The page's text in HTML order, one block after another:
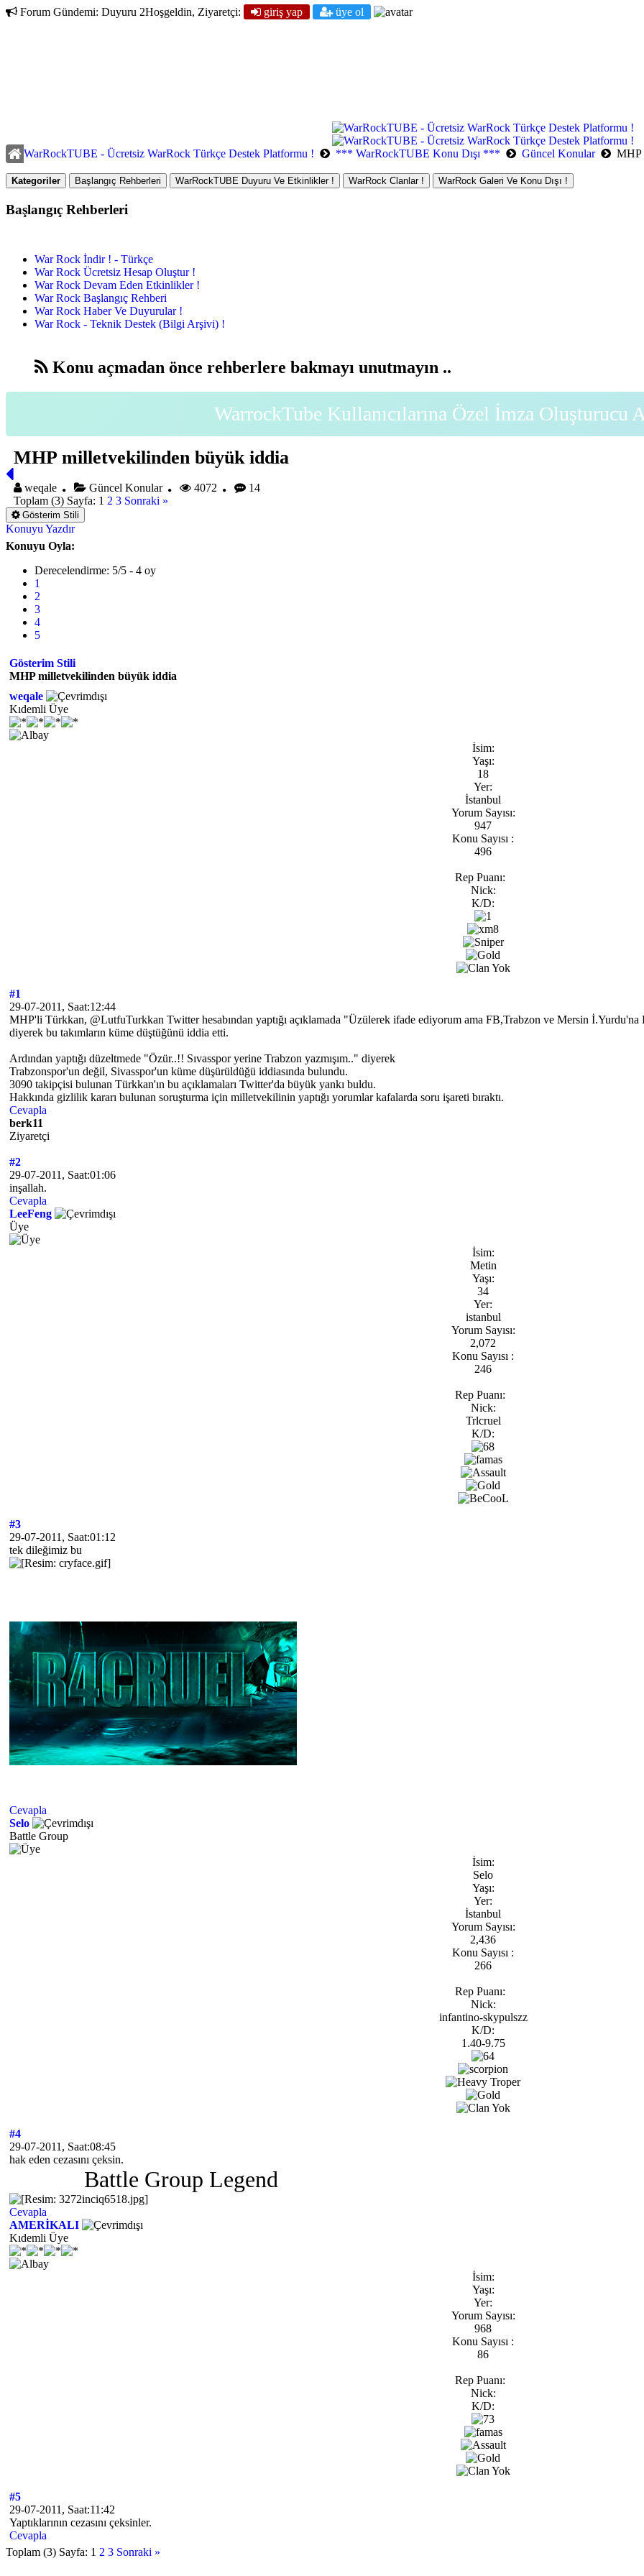
Forum Gündemi: Duyuru 2Hoşgeldin, Ziyaretçi: giriş yap üye ol
WarRockTUBE - Ücretsiz WarRock Türkçe Destek Platformu ! *** WarRockTUBE Konu Dışı *** Güncel Konular MHP
Kategoriler Başlangıç Rehberleri WarRockTUBE Duyuru Ve Etkinlikler ! WarRock Clanlar ! WarRock Galeri Ve Konu Dışı !
Başlangıç Rehberleri
War Rock İndir ! - Türkçe
War Rock Ücretsiz Hesap Oluştur !
War Rock Devam Eden Etkinlikler !
War Rock Başlangıç Rehberi
War Rock Haber Ve Duyurular !
War Rock - Teknik Destek (Bilgi Arşivi) !
Konu açmadan önce rehberlere bakmayı unutmayın ..
WarrockTube Kullanıcılarına Özel İmza
MHP milletvekilinden büyük iddia
weqale Güncel Konular 4072
14
Toplam (3) Sayfa: 1 2 3 Sonraki »
Gösterim Stili
Konuyu Yazdır
Konuyu Oyla:
Derecelendirme: 5/5 - 4 oy
1
2
3
4
5
Gösterim Stili
MHP milletvekilinden büyük iddia
weqale
Kıdemli Üye
İsim:
Yaşı:
18
Yer:
İstanbul
Yorum Sayısı:
947
Konu Sayısı :
496
Rep Puanı:
Nick:
K/D:
#1
29-07-2011, Saat:12:44
MHP'li Türkkan, @LutfuTurkkan Twitter hesabından yaptığı açıklamada "Üzülerek ifade ediyorum ama FB,Trabzon ve Mersin
diyerek bu takımların küme düştüğünü iddia etti.
Ardından yaptığı düzeltmede "Özür..!! Sıvasspor yerine Trabzon yazmışım.." diyerek
Trabzonspor'un değil, Sivasspor'un küme düşürüldüğü iddiasında bulundu.
3090 takipçisi bulunan Türkkan'ın bu açıklamaları Twitter'da büyük yankı buldu.
Hakkında gizlilik kararı bulunan soruşturma için milletvekilinin yaptığı yorumlar kafalarda soru işareti bıraktı.
Cevapla
berk11
Ziyaretçi
#2
29-07-2011, Saat:01:06
inşallah.
Cevapla
LeeFeng
Üye
İsim:
Metin
Yaşı:
34
Yer:
istanbul
Yorum Sayısı:
2,072
Konu Sayısı :
246
Rep Puanı:
Nick:
Trlcruel
K/D:
#3
29-07-2011, Saat:01:12
tek dileğimiz bu
Cevapla
Selo
Battle Group
İsim:
Selo
Yaşı:
Yer:
İstanbul
Yorum Sayısı:
2,436
Konu Sayısı :
266
Rep Puanı:
Nick:
infantino-skypulszz
K/D:
1.40-9.75
#4
29-07-2011, Saat:08:45
hak eden cezasını çeksin.
Battle Group Legend
Cevapla
AMERİKALI
Kıdemli Üye
İsim:
Yaşı:
Yer:
Yorum Sayısı:
968
Konu Sayısı :
86
Rep Puanı:
Nick:
K/D:
#5
29-07-2011, Saat:11:42
Yaptıklarının cezasını çeksinler.
Cevapla
Toplam (3) Sayfa: 1 2 3 Sonraki »